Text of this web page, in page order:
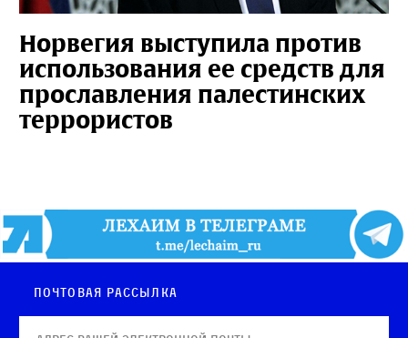
Норвегия выступила против
использования ее средств для
прославления палестинских
террористов
Почтовая рассылка